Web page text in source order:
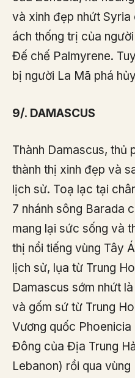
và xinh đẹp nhứt
ách thống trị của
Đế chế Palmyrene.
bị người La Mã phá
9/. DAMASCUS
Thành Damascus, thủ
thành thị xinh đẹp và
lịch sử. Toạ lạc tại
7 nhánh sông Barada
mang lại sức sống và
thị nổi tiếng vùng Tây
lịch sử, lụa từ Trung
Damascus sớm nhứt
và gốm sứ từ Trung
Vương quốc
Đông của Địa Trung
Lebanon) rồi qua